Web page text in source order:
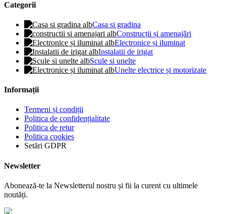
Categorii
Casa si gradina
Construcții și amenajări
Electronice și iluminat
Instalatii de irigat
Scule si unelte
Unelte electrice și motorizate
Informații
Termeni și condiții
Politica de confidențialitate
Politica de retur
Politica cookies
Setări GDPR
Newsletter
Abonează-te la Newsletterul nostru și fii la curent cu ultimele
noutăți.